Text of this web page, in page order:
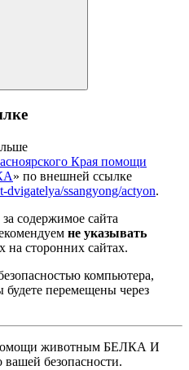
Края помощи
» по внешней ссылке
dvigatelya/ssangyong/actyon.
содержимое сайта
не указывать
сторонних сайтах.
компьютера,
будете перемещены через
животным БЕЛКА И
безопасности.